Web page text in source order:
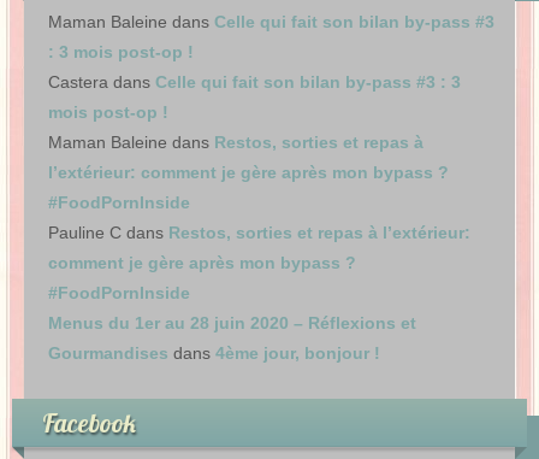
Maman Baleine dans Celle qui fait son bilan by-pass #3
: 3 mois post-op !
Castera dans Celle qui fait son bilan by-pass #3 : 3
mois post-op !
Maman Baleine dans Restos, sorties et repas à
l’extérieur: comment je gère après mon bypass ?
#FoodPornInside
Pauline C dans Restos, sorties et repas à l’extérieur:
comment je gère après mon bypass ?
#FoodPornInside
Menus du 1er au 28 juin 2020 – Réflexions et
Gourmandises dans 4ème jour, bonjour !
Facebook